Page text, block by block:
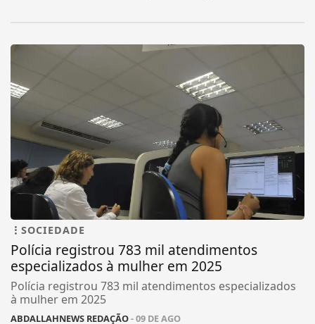
SOCIEDADE
Polícia registrou 783 mil atendimentos
especializados à mulher em 2025
Polícia registrou 783 mil atendimentos especializados
à mulher em 2025
ABDALLAHNEWS REDAÇÃO- 09 DE AGO